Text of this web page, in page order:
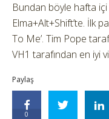
Bundan böyle hafta
Elma+Alt+Shift’te. İlk
To Me’. Tim Pope
VH1 tarafından en iyi
Paylaş
0